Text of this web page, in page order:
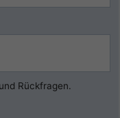
Rückfragen.